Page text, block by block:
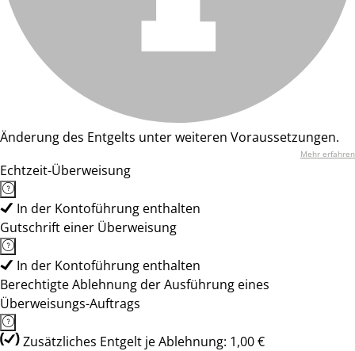
Änderung des Entgelts unter weiteren Voraussetzungen.
Mehr erfahren
Echtzeit-Überweisung
In der Kontoführung enthalten
Gutschrift einer Überweisung
In der Kontoführung enthalten
Berechtigte Ablehnung der Ausführung eines
Überweisungs-Auftrags
Zusätzliches Entgelt je Ablehnung: 1,00 €